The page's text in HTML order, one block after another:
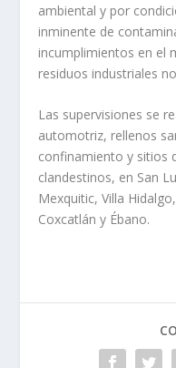
ambiental y por
inminente de
incumplimientos en el
residuos industriales
Las supervisiones se
automotriz, rellenos
confinamiento y sitios
clandestinos, en San
Mexquitic, Villa
Coxcatlán y Ébano.